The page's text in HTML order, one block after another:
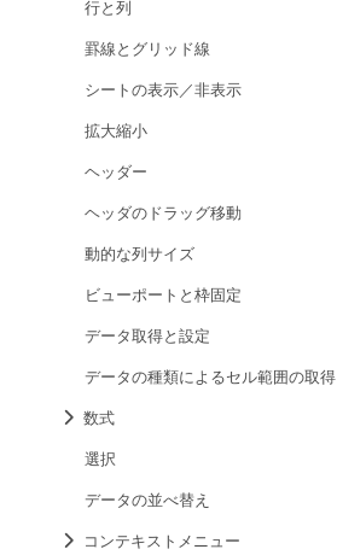
行と列
罫線とグリッド線
シートの表示／非表示
拡大縮小
ヘッダー
ヘッダのドラッグ移動
動的な列サイズ
ビューポートと枠固定
データ取得と設定
データの種類によるセル範囲の取得
数式
選択
データの並べ替え
コンテキストメニュー